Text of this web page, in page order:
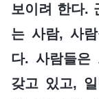
보이려 한다.
는 사람, 사
다. 사람들은
갖고 있고,